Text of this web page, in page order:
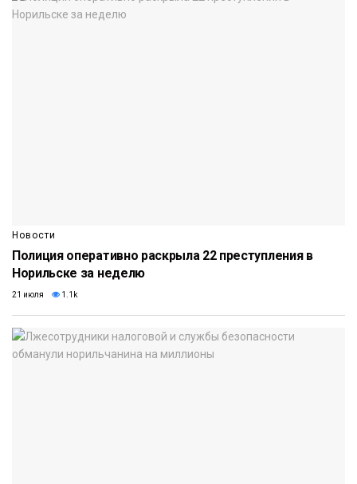
Новости
Полиция оперативно раскрыла 22 преступления в
Норильске за неделю
21 июля 1.1k